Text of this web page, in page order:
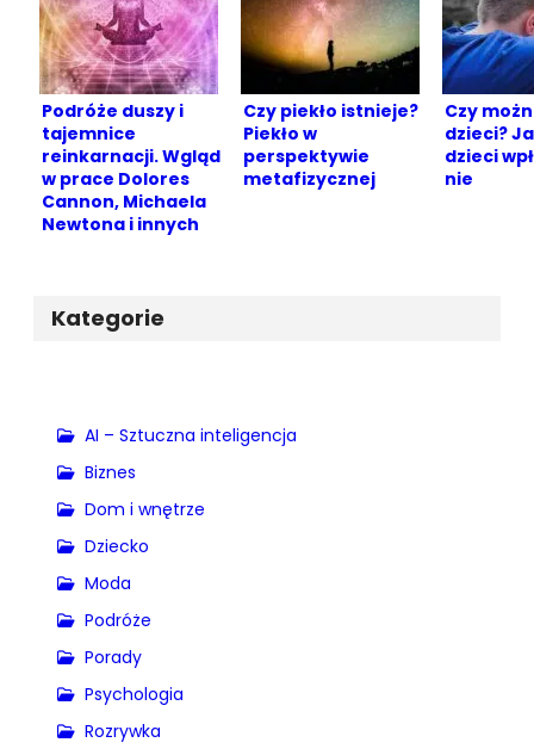
Podróże duszy i
tajemnice
reinkarnacji. Wgląd
w prace Dolores
Cannon, Michaela
Newtona i innych
Czy piekło istnieje?
Piekło w
perspektywie
metafizycznej
Czy
dzieci?
dzieci
nie
Kategorie
AI – Sztuczna inteligencja
Biznes
Dom i wnętrze
Dziecko
Moda
Podróże
Porady
Psychologia
Rozrywka